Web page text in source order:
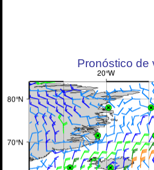
Pronóstico de